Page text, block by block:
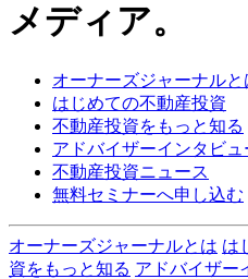
メディア。
オーナーズジャーナルと
はじめての不動産投資
不動産投資をもっと知る
アドバイザーインタビュ
不動産投資ニュース
無料セミナーへ申し込む
オーナーズジャーナルとは は
資をもっと知る アドバイザー